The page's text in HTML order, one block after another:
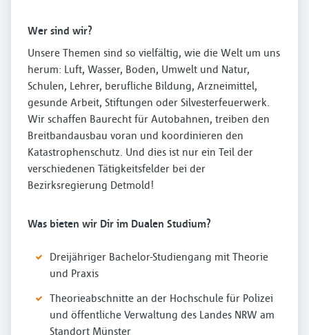
Wer sind wir?
Unsere Themen sind so vielfältig, wie die Welt um uns
herum: Luft, Wasser, Boden, Umwelt und Natur,
Schulen, Lehrer, berufliche Bildung, Arzneimittel,
gesunde Arbeit, Stiftungen oder Silvesterfeuerwerk.
Wir schaffen Baurecht für Autobahnen, treiben den
Breitbandausbau voran und koordinieren den
Katastrophenschutz. Und dies ist nur ein Teil der
verschiedenen Tätigkeitsfelder bei der
Bezirksregierung Detmold!
Was bieten wir Dir im Dualen Studium?
Dreijähriger Bachelor-Studiengang mit Theorie
und Praxis
Theorieabschnitte an der Hochschule für Polizei
und öffentliche Verwaltung des Landes NRW am
Standort Münster